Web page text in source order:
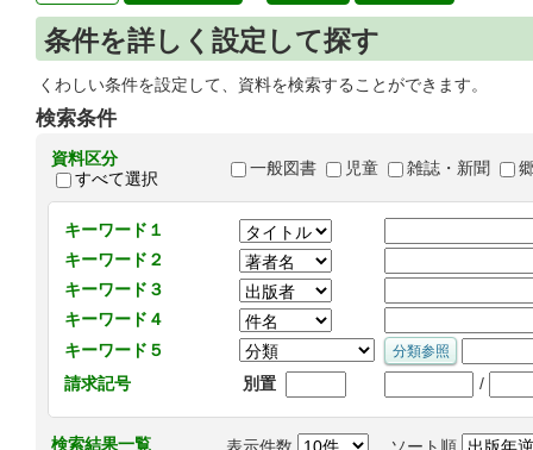
条件を詳しく設定して探す
くわしい条件を設定して、資料を検索することができます。
検索条件
資料区分
すべて選択
一般図書 児童 雑誌・新聞
キーワード１
キーワード２
キーワード３
キーワード４
キーワード５
請求記号
別置 /
検索結果一覧